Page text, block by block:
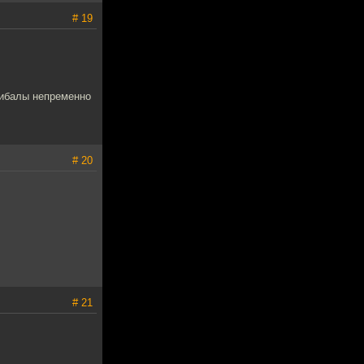
# 19
непременно
# 20
# 21